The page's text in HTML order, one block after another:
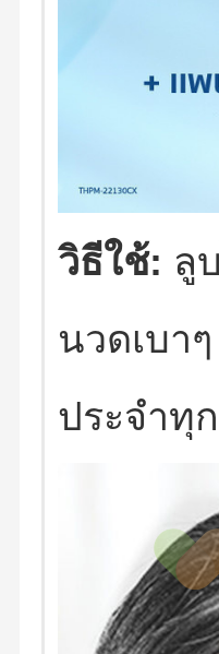
วิธีใช้: ลู
นวดเบา
ประจำทุ